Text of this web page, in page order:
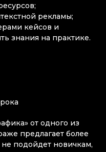
рекламы;
кейсов и
знания на практике.
от одного из
предлагает более
подойдет новичкам,